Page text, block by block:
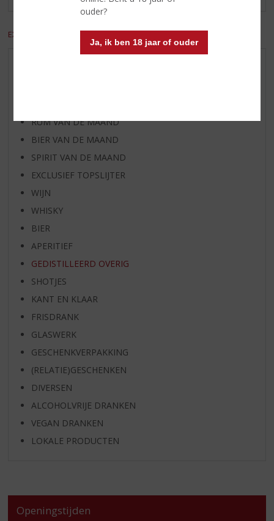
ouder?
Ja, ik ben 18 jaar of ouder
EXCL. BTW
RUM VAN DE MAAND
BIER VAN DE MAAND
SPIRIT VAN DE MAAND
EXCLUSIEF TOPSLIJTER
WIJN
WHISKY
BIER
APERITIEF
GEDISTILLEERD OVERIG
SHOTJES
KANT EN KLAAR
FRISDRANK
GLASWERK
GESCHENKVERPAKKING
(RELATIE)GESCHENKEN
DIVERSEN
ALCOHOLVRIJE DRANKEN
VEGAN DRANKEN
LOKALE PRODUCTEN
Openingstijden